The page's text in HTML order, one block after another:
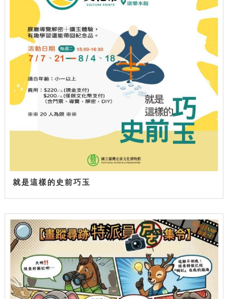
就是這樣的史前巧玉